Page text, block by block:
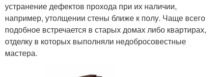
устранение дефектов прохода при их наличии,
например, утолщении стены ближе к полу. Чаще всего
подобное встречается в старых домах либо квартирах,
отделку в которых выполняли недобросовестные
мастера.